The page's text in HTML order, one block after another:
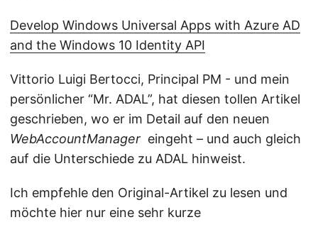
Develop Windows Universal Apps with Azure AD
and the Windows 10 Identity API
Vittorio Luigi Bertocci, Principal PM - und mein
persönlicher “Mr. ADAL”, hat diesen tollen Artikel
geschrieben, wo er im Detail auf den neuen
WebAccountManager eingeht – und auch gleich
auf die Unterschiede zu ADAL hinweist.
Ich empfehle den Original-Artikel zu lesen und
möchte hier nur eine sehr kurze